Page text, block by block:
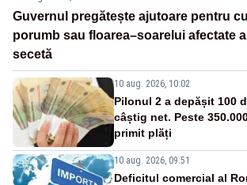
Guvernul pregătește ajutoare pentru
porumb sau floarea–soarelui afectate
secetă
10 aug. 2026, 10:02
Pilonul 2 a depășit 100
câștig net. Peste
primit plăți
10 aug. 2026, 09:51
Deficitul comercial al